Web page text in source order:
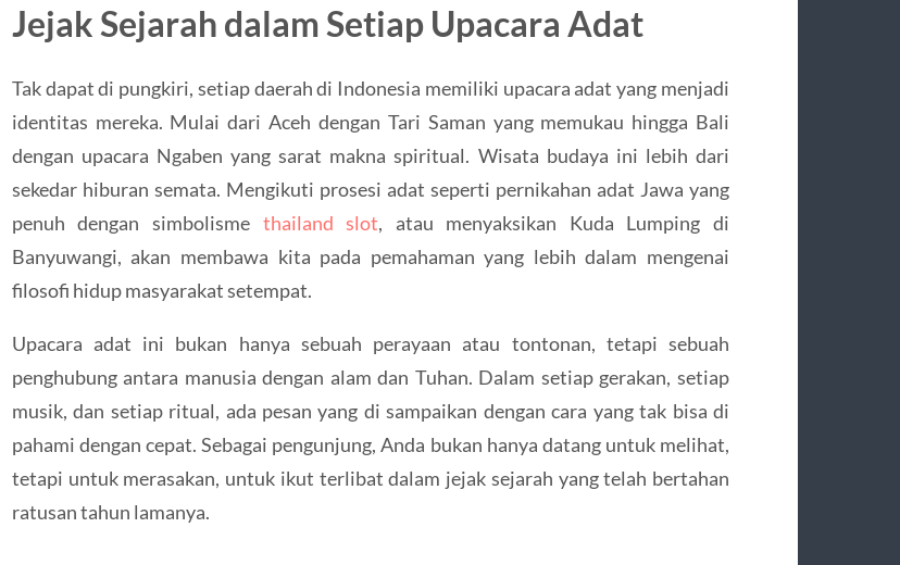
Jejak Sejarah dalam Setiap Upacara Adat
Tak dapat di pungkiri, setiap daerah di Indonesia memiliki upacara adat yang menjadi
identitas mereka. Mulai dari Aceh dengan Tari Saman yang memukau hingga Bali
dengan upacara Ngaben yang sarat makna spiritual. Wisata budaya ini lebih dari
sekedar hiburan semata. Mengikuti prosesi adat seperti pernikahan adat Jawa yang
penuh dengan simbolisme thailand slot, atau menyaksikan Kuda Lumping di
Banyuwangi, akan membawa kita pada pemahaman yang lebih dalam mengenai
filosofi hidup masyarakat setempat.
Upacara adat ini bukan hanya sebuah perayaan atau tontonan, tetapi sebuah
penghubung antara manusia dengan alam dan Tuhan. Dalam setiap gerakan, setiap
musik, dan setiap ritual, ada pesan yang di sampaikan dengan cara yang tak bisa di
pahami dengan cepat. Sebagai pengunjung, Anda bukan hanya datang untuk melihat,
tetapi untuk merasakan, untuk ikut terlibat dalam jejak sejarah yang telah bertahan
ratusan tahun lamanya.